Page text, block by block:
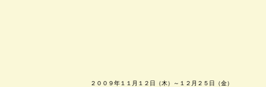
２００９年１１月１２日（木）～１２月２５日（金）